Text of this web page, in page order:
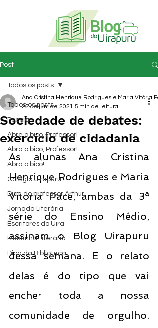
Post
Todos os posts
Poesia
Abre o bico, Professor!
Abra o bico, Professor!
Abra o bico!
Colégio Uirapuru
Dica do professor Arthur
Jornada Literária
Escritores do Uira
Resenha Literária
Dica da Biblioteca
Todos os posts
Sociedade de debates:
exercício de cidadania
Ana Cristina Henrique Rodrigues e Maria Vitória
22 de jun. de 2021 5 min de leitura
As alunas Ana Cristina
Henrique Rodrigues e Maria
Vitoria Pace, ambas da 3ª
série do Ensino Médio,
assinam o Blog Uirapuru
dessa semana. E o relato
delas é do tipo que vai
encher toda a nossa